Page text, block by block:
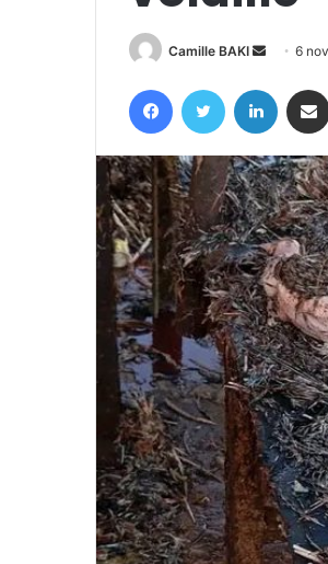
Camille BAKI
Envoyer
courriel
6
FacebookTwitter Linkedin